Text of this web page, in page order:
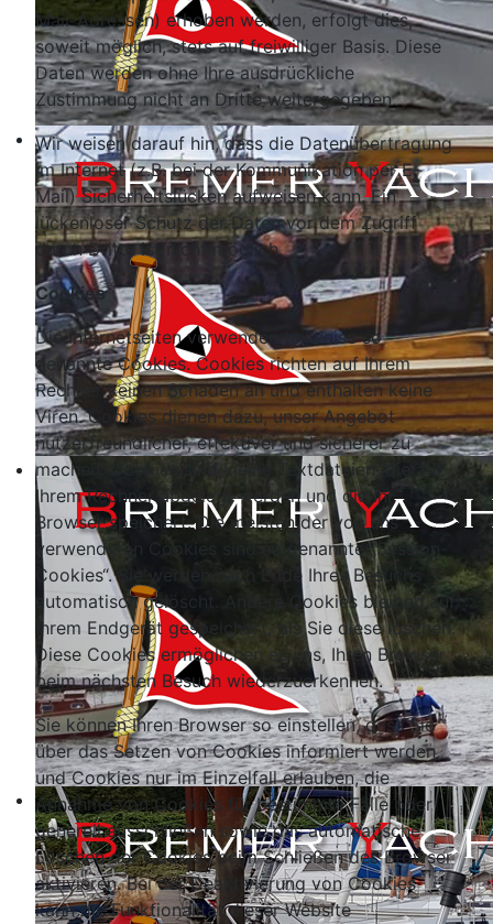
Mail-Adressen) erhoben werden, erfolgt dies,
soweit möglich, stets auf freiwilliger Basis. Diese
Daten werden ohne Ihre ausdrückliche
Zustimmung nicht an Dritte weitergegeben.
Wir weisen darauf hin, dass die Datenübertragung
im Internet (z.B. bei der Kommunikation per E-
Mail) Sicherheitslücken aufweisen kann. Ein
lückenloser Schutz der Daten vor dem Zugriff
durch Dritte ist nicht möglich.
Cookies
Die Internetseiten verwenden teilweise so
genannte Cookies. Cookies richten auf Ihrem
Rechner keinen Schaden an und enthalten keine
Viren. Cookies dienen dazu, unser Angebot
nutzerfreundlicher, effektiver und sicherer zu
machen. Cookies sind kleine Textdateien, die auf
Ihrem Rechner abgelegt werden und die Ihr
Browser speichert. Die meisten der von uns
verwendeten Cookies sind so genannte „Session-
Cookies“. Sie werden nach Ende Ihres Besuchs
automatisch gelöscht. Andere Cookies bleiben auf
Ihrem Endgerät gespeichert, bis Sie diese löschen.
Diese Cookies ermöglichen es uns, Ihren Browser
beim nächsten Besuch wiederzuerkennen.
Sie können Ihren Browser so einstellen, dass Sie
über das Setzen von Cookies informiert werden
und Cookies nur im Einzelfall erlauben, die
Annahme von Cookies für bestimmte Fälle oder
generell ausschließen sowie das automatische
Löschen der Cookies beim Schließen des Browser
aktivieren. Bei der Deaktivierung von Cookies
kann die Funktionalität dieser Website